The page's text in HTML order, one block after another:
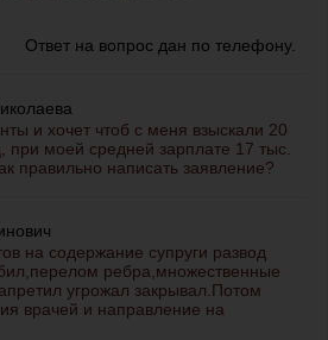
Ответ на вопрос дан по телефону.
и хочет чтоб с меня взыскали 20
при моей средней зарплате 17 тыс.
правильно написать заявление?
на содержание супруги развод
ребра,множественные
угрожал закрывал.Потом
врачей и направление на